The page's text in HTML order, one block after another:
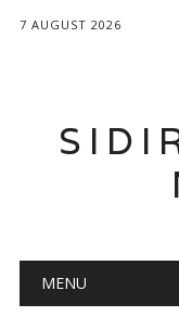
7 AUGUST 2026
Main
MENU